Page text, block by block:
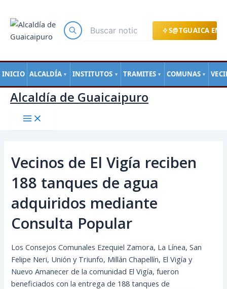
S@TGUAICA EN
INICIO ALCALDÍA ▼ INSTITUTOS ▼ TRAMITES ▼ COMUNAS ▼
contenido
Alcaldía de Guaicaipuro
Vecinos de El Vigía reciben
188 tanques de agua
adquiridos mediante
Consulta Popular
Los Consejos Comunales Ezequiel Zamora, La Línea, San
Felipe Neri, Unión y Triunfo, Millán Chapellín, El Vigía y
Nuevo Amanecer de la comunidad El Vigía, fueron
beneficiados con la entrega de 188 tanques de
de
entradas